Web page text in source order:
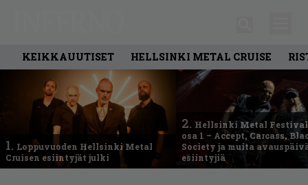
KEIKKAUUTISET HELLSINKI METAL CRUISE
1. Loppuvuoden Hellsinki Metal
Cruisen esiintyjät julki
2. Hellsinki Metal
osa 1 – Accept, Carcass,
Society ja muita
esiintyjiä